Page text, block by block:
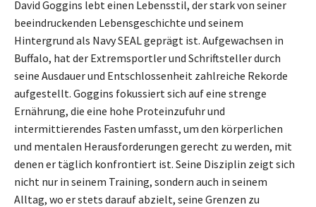
David Goggins lebt einen Lebensstil, der stark von seiner
beeindruckenden Lebensgeschichte und seinem
Hintergrund als Navy SEAL geprägt ist. Aufgewachsen in
Buffalo, hat der Extremsportler und Schriftsteller durch
seine Ausdauer und Entschlossenheit zahlreiche Rekorde
aufgestellt. Goggins fokussiert sich auf eine strenge
Ernährung, die eine hohe Proteinzufuhr und
intermittierendes Fasten umfasst, um den körperlichen
und mentalen Herausforderungen gerecht zu werden, mit
denen er täglich konfrontiert ist. Seine Disziplin zeigt sich
nicht nur in seinem Training, sondern auch in seinem
Alltag, wo er stets darauf abzielt, seine Grenzen zu